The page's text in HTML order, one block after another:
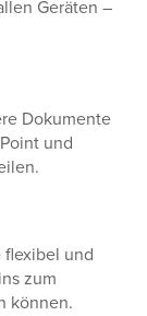
Geräten –
Dokumente
und
und
zum
können.